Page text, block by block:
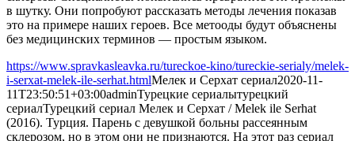
в шутку. Они попробуют рассказать методы лечения показав
это на примере наших героев. Все метооды будут объяснены
без медицинских терминов — простым языком.
https://www.spravkasleavka.ru/tureckoe-kino/tureckie-serialy/melek-
i-serxat-melek-ile-serhat.htmlМелек и Серхат сериал2020-11-
11T23:50:51+03:00adminТурецкие сериалытурецкий
сериалТурецкий сериал Мелек и Серхат / Melek ile Serhat
(2016). Турция. Парень с девушкой больны рассеянным
склерозом, но в этом они не признаются. На этот раз сериал